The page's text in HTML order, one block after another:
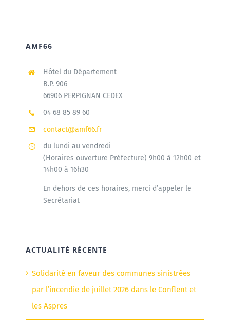
AMF66
Hôtel du Département
B.P. 906
66906 PERPIGNAN CEDEX
04 68 85 89 60
contact@amf66.fr
du lundi au vendredi
(Horaires ouverture Préfecture) 9h00 à 12h00 et
14h00 à 16h30
En dehors de ces horaires, merci d’appeler le
Secrétariat
ACTUALITÉ RÉCENTE
Solidarité en faveur des communes sinistrées
par l’incendie de juillet 2026 dans le Conflent et
les Aspres